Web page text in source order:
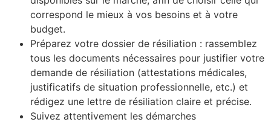
correspond le mieux à vos besoins et à votre
budget.
Préparez votre dossier de résiliation : rassemblez
tous les documents nécessaires pour justifier votre
demande de résiliation (attestations médicales,
justificatifs de situation professionnelle, etc.) et
rédigez une lettre de résiliation claire et précise.
Suivez attentivement les démarches